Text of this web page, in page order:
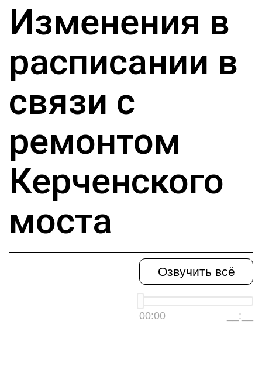
Изменения в
расписании в
связи с
ремонтом
Керченского
моста
Озвучить всё
00:00 __:__